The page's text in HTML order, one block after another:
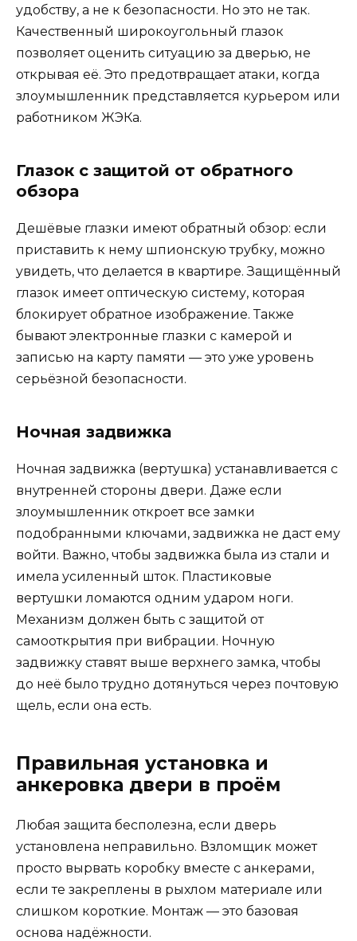
удобству, а не к безопасности. Но это не так.
Качественный широкоугольный глазок
позволяет оценить ситуацию за дверью, не
открывая её. Это предотвращает атаки, когда
злоумышленник представляется курьером или
работником ЖЭКа.
Глазок с защитой от обратного
обзора
Дешёвые глазки имеют обратный обзор: если
приставить к нему шпионскую трубку, можно
увидеть, что делается в квартире. Защищённый
глазок имеет оптическую систему, которая
блокирует обратное изображение. Также
бывают электронные глазки с камерой и
записью на карту памяти — это уже уровень
серьёзной безопасности.
Ночная задвижка
Ночная задвижка (вертушка) устанавливается с
внутренней стороны двери. Даже если
злоумышленник откроет все замки
подобранными ключами, задвижка не даст ему
войти. Важно, чтобы задвижка была из стали и
имела усиленный шток. Пластиковые
вертушки ломаются одним ударом ноги.
Механизм должен быть с защитой от
самооткрытия при вибрации. Ночную
задвижку ставят выше верхнего замка, чтобы
до неё было трудно дотянуться через почтовую
щель, если она есть.
Правильная установка и
анкеровка двери в проём
Любая защита бесполезна, если дверь
установлена неправильно. Взломщик может
просто вырвать коробку вместе с анкерами,
если те закреплены в рыхлом материале или
слишком короткие. Монтаж — это базовая
основа надёжности.